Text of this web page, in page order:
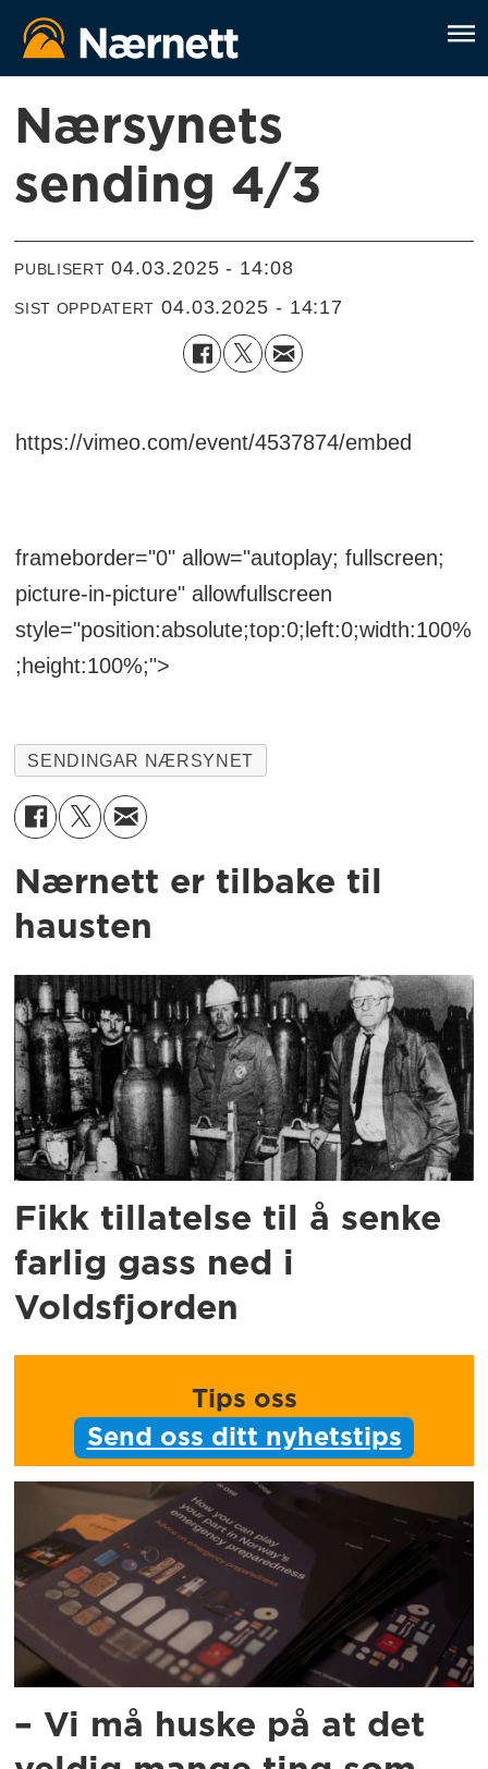
Nærsynets
sending 4/3
PUBLISERT 04.03.2025 - 14:08
SIST OPPDATERT 04.03.2025 - 14:17
https://vimeo.com/event/4537874/embed
frameborder="0" allow="autoplay; fullscreen;
picture-in-picture" allowfullscreen
style="position:absolute;top:0;left:0;width:100%
;height:100%;">
SENDINGAR NÆRSYNET
Nærnett er tilbake til
hausten
Fikk tillatelse til å senke
farlig gass ned i
Voldsfjorden
Tips oss
Send oss ditt nyhetstips
– Vi må huske på at det